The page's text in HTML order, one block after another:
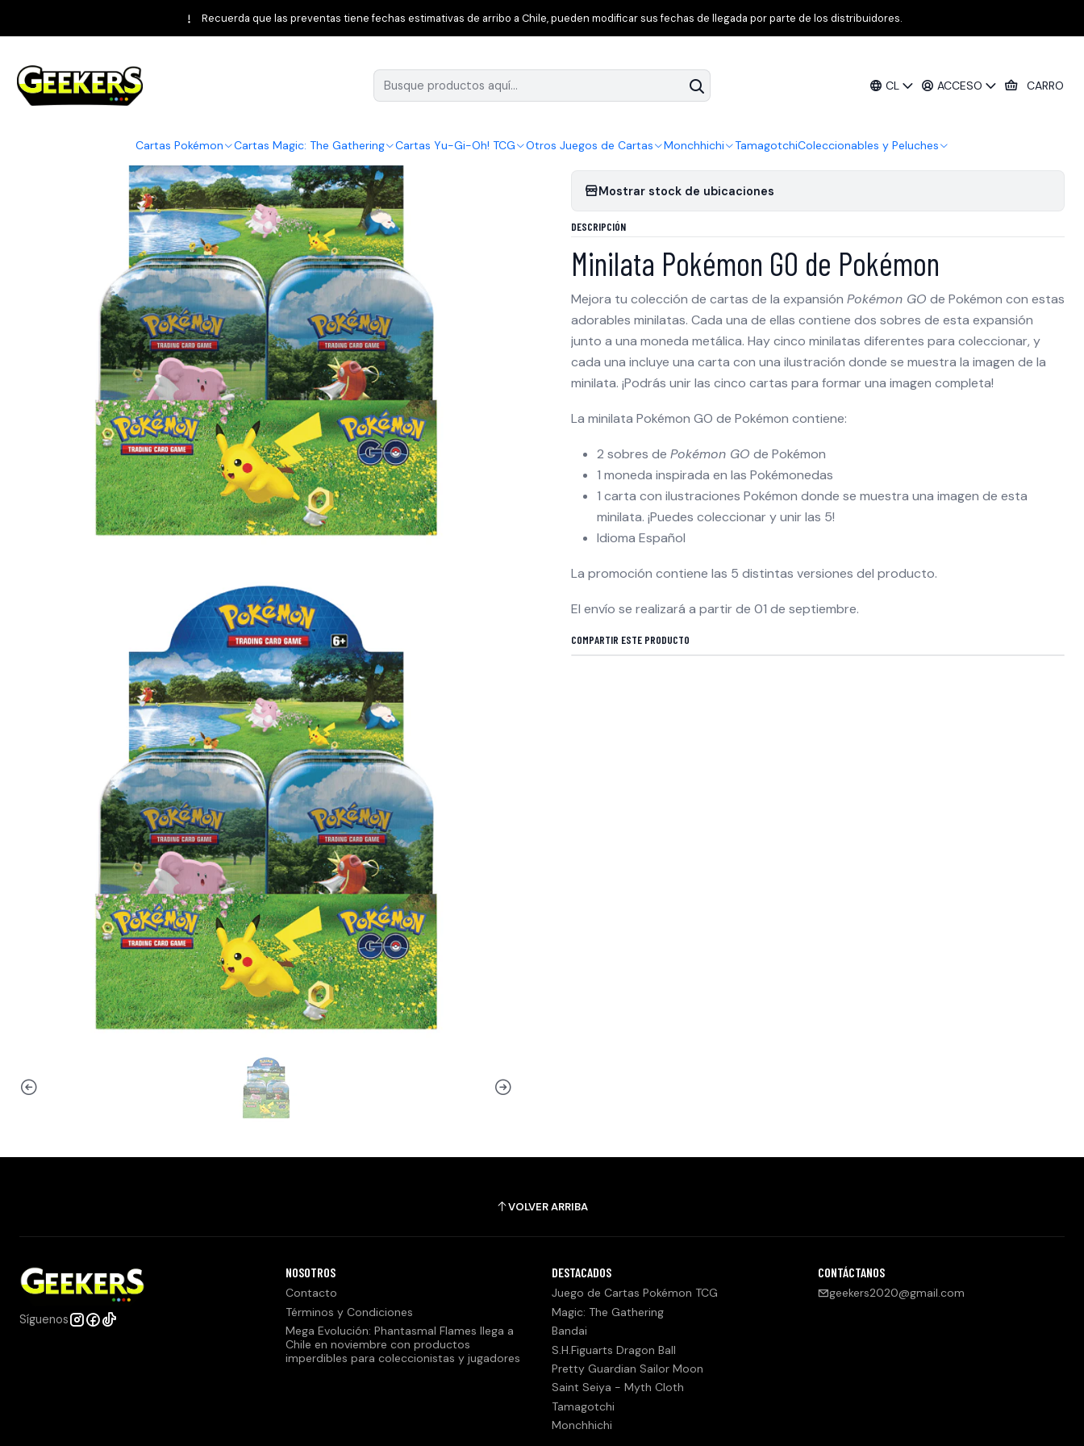
CL ACCESO CARRO
Cartas Pokémon Cartas Magic: The Gathering Cartas Yu-Gi-Oh! TCG Otros Juegos de Cartas Monchhichi TamagotchiColeccionables y Peluches
Recuerda que las preventas tiene fechas estimativas de arribo a Chile, pueden modificar sus fechas de llegada por parte de los distribuidores.
Inicio Pokémon GO Mini Lata [Pack 5 unidades]
|
Pokémon GO Mini Lata [Pack 5 unidades]
Agregar a la lista de favoritos
Mostrar stock de ubicaciones
DESCRIPCIÓN
Minilata Pokémon GO de Pokémon
Mejora tu colección de cartas de la expansión Pokémon GO de Pokémon con estas
adorables minilatas. Cada una de ellas contiene dos sobres de esta expansión
junto a una moneda metálica. Hay cinco minilatas diferentes para coleccionar, y
cada una incluye una carta con una ilustración donde se muestra la imagen de la
minilata. ¡Podrás unir las cinco cartas para formar una imagen completa!
La minilata Pokémon GO de Pokémon contiene:
2 sobres de Pokémon GO de Pokémon
1 moneda inspirada en las Pokémonedas
1 carta con ilustraciones Pokémon donde se muestra una imagen de esta
minilata. ¡Puedes coleccionar y unir las 5!
Idioma Español
La promoción contiene las 5 distintas versiones del producto.
El envío se realizará a partir de 01 de septiembre.
COMPARTIR ESTE PRODUCTO
VOLVER ARRIBA
Síguenos
NOSOTROS
Contacto
Términos y Condiciones
Mega Evolución: Phantasmal Flames llega a
Chile en noviembre con productos
imperdibles para coleccionistas y jugadores
DESTACADOS
Juego de Cartas Pokémon TCG
Magic: The Gathering
Bandai
S.H.Figuarts Dragon Ball
Pretty Guardian Sailor Moon
Saint Seiya - Myth Cloth
Tamagotchi
Monchhichi
CONTÁCTANOS
geekers2020@gmail.com